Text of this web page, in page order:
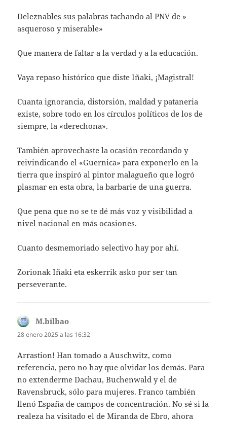
Deleznables sus palabras tachando al PNV de »
asqueroso y miserable»
Que manera de faltar a la verdad y a la educación.
Vaya repaso histórico que diste Iñaki, ¡Magistral!
Cuanta ignorancia, distorsión, maldad y pataneria
existe, sobre todo en los círculos políticos de los de
siempre, la «derechona».
También aprovechaste la ocasión recordando y
reivindicando el «Guernica» para exponerlo en la
tierra que inspiró al pintor malagueño que logró
plasmar en esta obra, la barbarie de una guerra.
Que pena que no se te dé más voz y visibilidad a
nivel nacional en más ocasiones.
Cuanto desmemoriado selectivo hay por ahí.
Zorionak Iñaki eta eskerrik asko por ser tan
perseverante.
M.bilbao
28 enero 2025 a las 16:32
Arrastion! Han tomado a Auschwitz, como
referencia, pero no hay que olvidar los demás. Para
no extenderme Dachau, Buchenwald y el de
Ravensbruck, sólo para mujeres. Franco también
llenó España de campos de concentración. No sé si la
realeza ha visitado el de Miranda de Ebro, ahora